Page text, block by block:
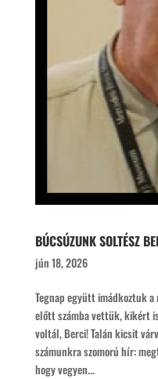
BÚCSÚZUNK SOLTÉSZ
jún 18, 2026
Tegnap együtt imádkoztuk a
előtt számba vettük, kikért
voltál, Berci! Talán kicsit
számunkra szomorú hír:
hogy vegyen...